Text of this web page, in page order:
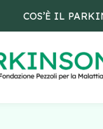
COS’È IL